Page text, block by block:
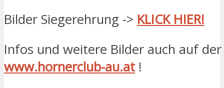
Bilder Siegerehrung -> KLICK HIER!
Infos und weitere Bilder auch auf
www.hornerclub-au.at !